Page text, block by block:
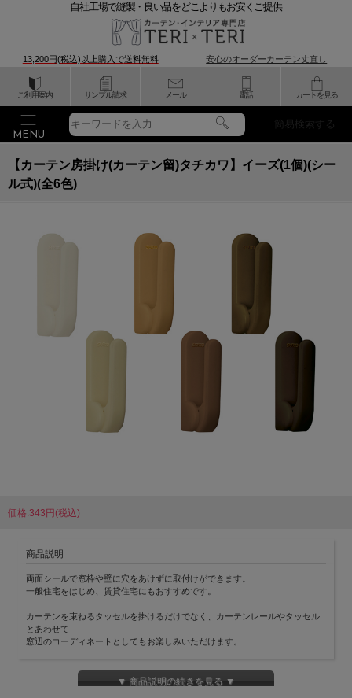
ご利用案内 サンプル請求 メール 電話 カートを見る
自社工場で縫製・良い品をどこよりもお安くご提供
13,200円(税込)以上購入で送料無料 安心のオーダーカーテン丈直し
簡易検索する
【カーテン房掛け(カーテン留)タチカワ】イーズ(1個)(シー
ル式)(全6色)
価格:343円(税込)
商品説明
両面シールで窓枠や壁に穴をあけずに取付けができます。
一般住宅をはじめ、賃貸住宅にもおすすめです。
カーテンを束ねるタッセルを掛けるだけでなく、カーテンレールやタッセル
とあわせて
窓辺のコーディネートとしてもお楽しみいただけます。
小さなお子さまの首や体にカーテンのタッセルが巻き付いても、安全に外れ
▼ 商品説明の続きを見る ▼